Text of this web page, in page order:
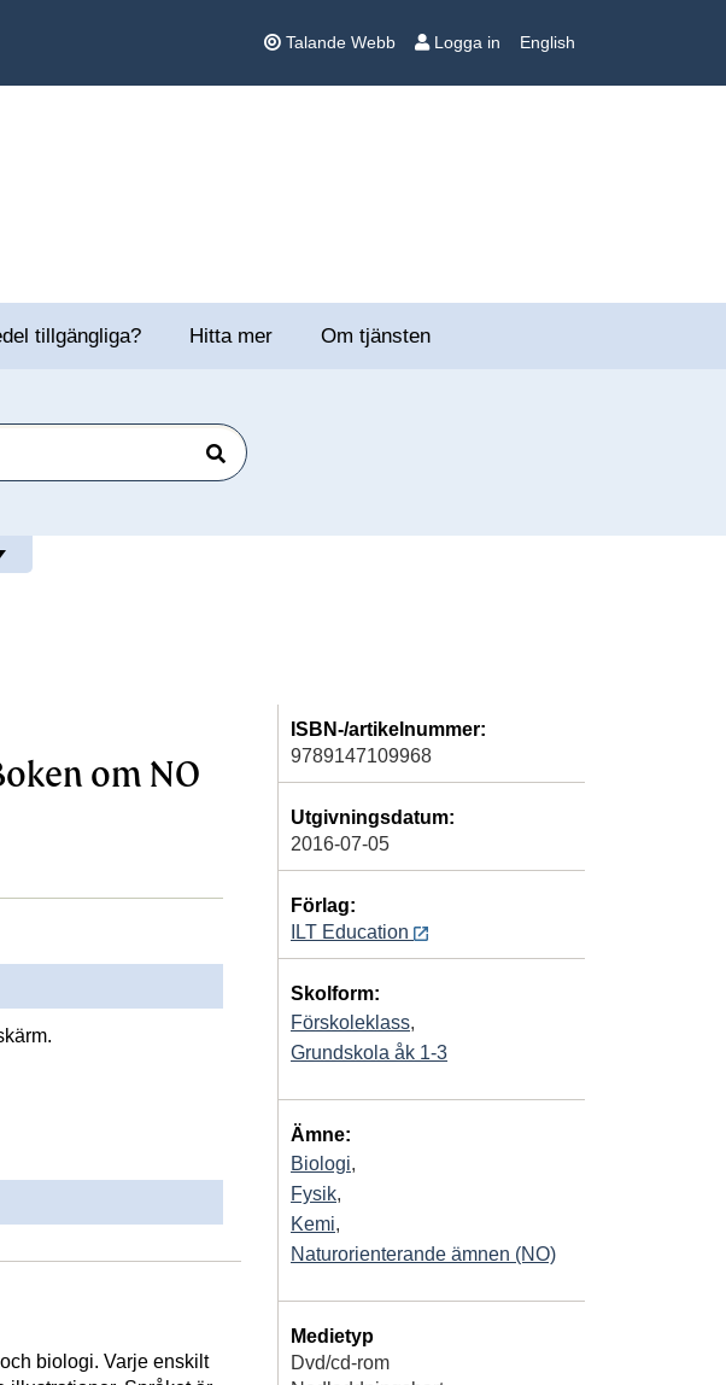
Talande Webb Logga in English
tillgängliga? Hitta mer Om tjänsten
Sök
om NO
biologi. Varje enskilt
ISBN-/artikelnummer:
9789147109968
Utgivningsdatum:
2016-07-05
Förlag:
ILT Education
Skolform:
Förskoleklass,
Grundskola åk 1-3
Ämne:
Biologi,
Fysik,
Kemi,
Naturorienterande ämnen (NO)
Medietyp
Dvd/cd-rom